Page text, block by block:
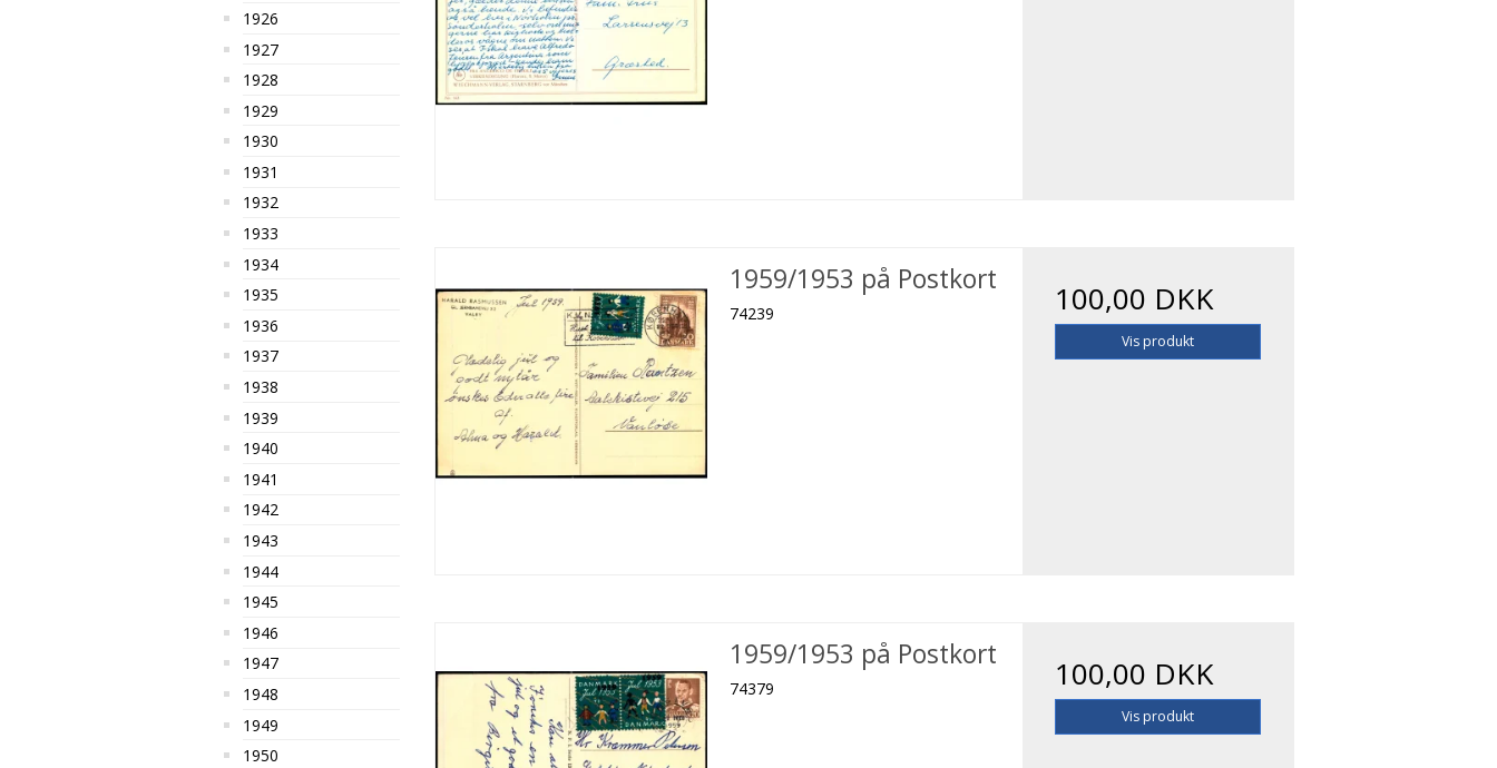
1926
1927
1928
1929
1930
1931
1932
1933
1934
1935
1936
1937
1938
1939
1940
1941
1942
1943
1944
1945
1946
1947
1948
1949
1950
1959/1953 på Postkort
74239 100,00 DKK
Vis produkt
1959/1953 på Postkort
74379 100,00 DKK
Vis produkt